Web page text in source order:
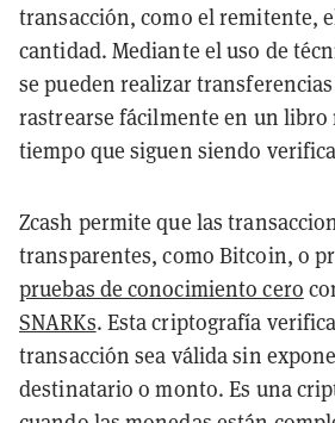
transacción, como el remitente,
cantidad. Mediante el uso de
se pueden realizar
rastrearse fácilmente en un libro
tiempo que siguen siendo
Zcash permite que las
transparentes, como Bitcoin, o
pruebas de conocimiento cero
SNARKs. Esta criptografía
transacción sea válida sin
destinatario o monto. Es una